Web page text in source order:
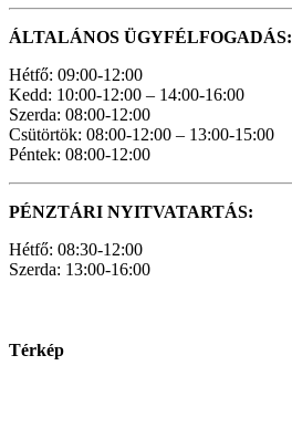
ÁLTALÁNOS ÜGYFÉLFOGADÁS:
Hétfő: 09:00-12:00
Kedd: 10:00-12:00 – 14:00-16:00
Szerda: 08:00-12:00
Csütörtök: 08:00-12:00 – 13:00-15:00
Péntek: 08:00-12:00
PÉNZTÁRI NYITVATARTÁS:
Hétfő: 08:30-12:00
Szerda: 13:00-16:00
Térkép